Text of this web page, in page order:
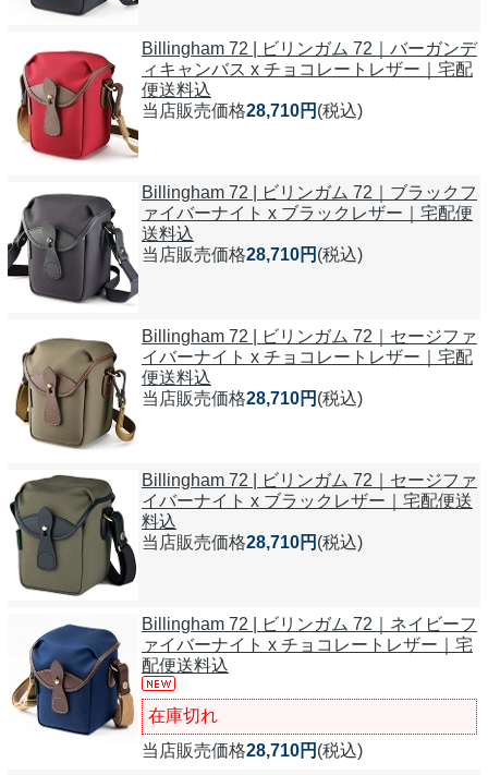
Billingham 72 | ビリンガム 72｜バーガンデ
ィキャンバス x チョコレートレザー｜宅配
便送料込
当店販売価格28,710円 (税込)
Billingham 72 | ビリンガム 72｜ブラックフ
ァイバーナイト x ブラックレザー｜宅配便
送料込
当店販売価格28,710円 (税込)
Billingham 72 | ビリンガム 72｜セージファ
イバーナイト x チョコレートレザー｜宅配
便送料込
当店販売価格28,710円 (税込)
Billingham 72 | ビリンガム 72｜セージファ
イバーナイト x ブラックレザー｜宅配便送
料込
当店販売価格28,710円 (税込)
Billingham 72 | ビリンガム 72｜ネイビーフ
ァイバーナイト x チョコレートレザー｜宅
配便送料込
在庫切れ
当店販売価格28,710円 (税込)